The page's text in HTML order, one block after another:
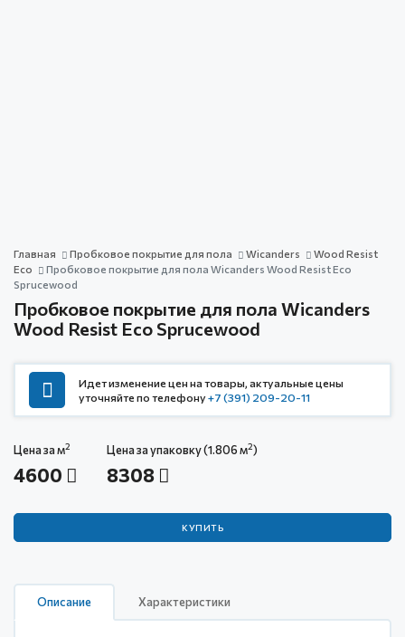
Главная Пробковое покрытие для пола Wicanders
Wood Resist
Eco
Пробковое покрытие для пола Wicanders Wood Resist Eco
Sprucewood
Пробковое покрытие для пола Wicanders
Wood Resist Eco Sprucewood
Идет изменение цен на товары, актуальные цены
уточняйте по телефону+7 (391) 209-20-11
Цена за м2
4600
Цена за упаковку (1.806 м2)
8308
КУПИТЬ
Описание Характеристики